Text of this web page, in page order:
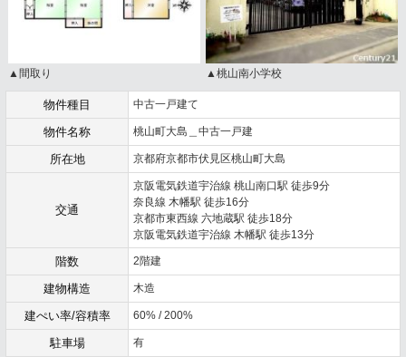
▲間取り ▲桃山南小学校
物件種目 中古一戸建て
物件名称 桃山町大島＿中古一戸建
所在地 京都府京都市伏見区桃山町大島
交通
京阪電気鉄道宇治線 桃山南口駅 徒歩9分
奈良線 木幡駅 徒歩16分
京都市東西線 六地蔵駅 徒歩18分
京阪電気鉄道宇治線 木幡駅 徒歩13分
階数 2階建
建物構造 木造
建ぺい率/容積率 60% / 200%
駐車場 有